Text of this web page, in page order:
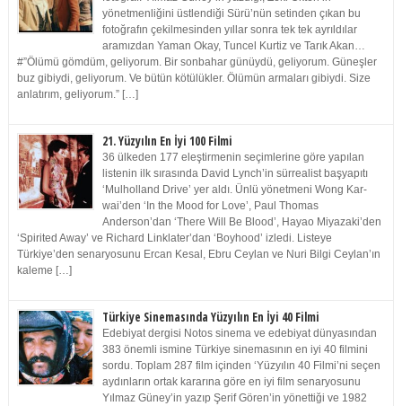
yönetmenliğini üstlendiği Sürü’nün setinden çıkan bu
fotoğrafın çekilmesinden yıllar sonra tek tek ayrıldılar
aramızdan Yaman Okay, Tuncel Kurtiz ve Tarık Akan…
#”Ölümü gömdüm, geliyorum. Bir sonbahar günüydü, geliyorum. Güneşler
buz gibiydi, geliyorum. Ve bütün kötülükler. Ölümün armaları gibiydi. Size
anlatırım, geliyorum.” […]
21. Yüzyılın En İyi 100 Filmi
36 ülkeden 177 eleştirmenin seçimlerine göre yapılan
listenin ilk sırasında David Lynch’in sürrealist başyapıtı
‘Mulholland Drive’ yer aldı. Ünlü yönetmeni Wong Kar-
wai’den ‘In the Mood for Love’, Paul Thomas
Anderson’dan ‘There Will Be Blood’, Hayao Miyazaki’den
‘Spirited Away’ ve Richard Linklater’dan ‘Boyhood’ izledi. Listeye
Türkiye’den senaryosunu Ercan Kesal, Ebru Ceylan ve Nuri Bilgi Ceylan’ın
kaleme […]
Türkiye Sinemasında Yüzyılın En İyi 40 Filmi
Edebiyat dergisi Notos sinema ve edebiyat dünyasından
383 önemli ismine Türkiye sinemasının en iyi 40 filmini
sordu. Toplam 287 film içinden ‘Yüzyılın 40 Filmi’ni seçen
aydınların ortak kararına göre en iyi film senaryosunu
Yılmaz Güney’in yazıp Şerif Gören’in yönettiği ve 1982